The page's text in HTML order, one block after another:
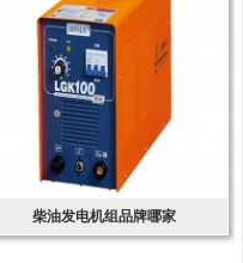
柴油发电机组品牌哪家